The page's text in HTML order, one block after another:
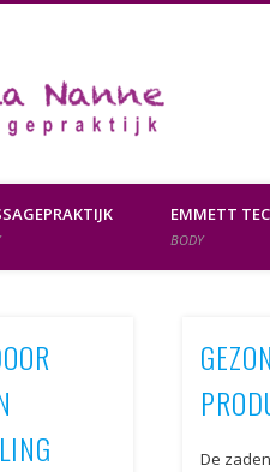
Tinda
Voedingsadvies en Bootcamp!
EMMETT
BODY
De